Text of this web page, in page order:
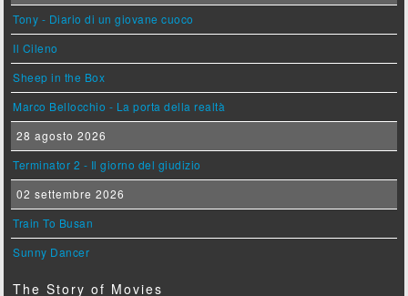
Tony - Diario di un giovane cuoco
Il Cileno
Sheep in the Box
Marco Bellocchio - La porta della realtà
28 agosto 2026
Terminator 2 - Il giorno del giudizio
02 settembre 2026
Train To Busan
Sunny Dancer
The Story of Movies